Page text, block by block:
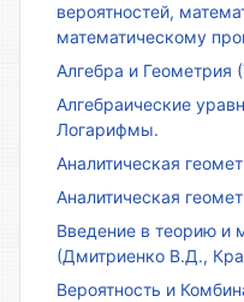
вероятностей,
математическому
Алгебра и Геометрия
Алгебраические
Логарифмы.
Аналитическая
Аналитическая
Введение в теорию и
(Дмитриенко В.Д.,
Вероятность и